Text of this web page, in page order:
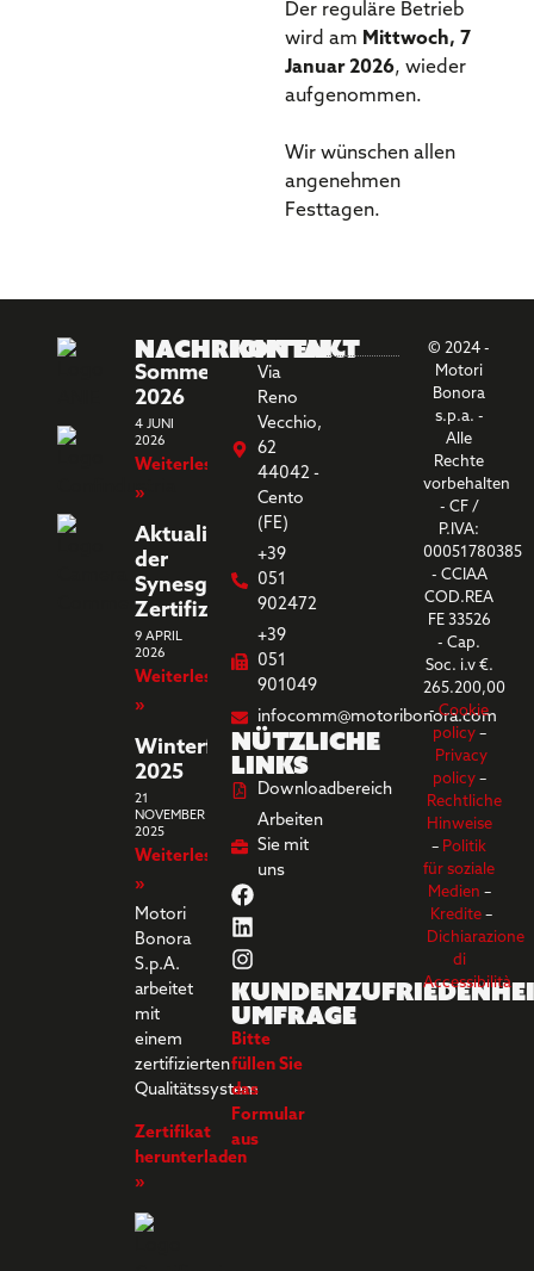
Der reguläre Betrieb
wird am Mittwoch, 7
Januar 2026, wieder
aufgenommen.
Wir wünschen allen
angenehmen
Festtagen.
Nachrichten
Sommerferien
2026
4 JUNI
2026
Weiterlesen
»
Aktualisierung
der
Synesgy-
Zertifizierung
9 APRIL
2026
Weiterlesen
»
Winterferien
2025
21
NOVEMBER
2025
Weiterlesen
»
Motori
Bonora
S.p.A.
arbeitet
mit
einem
zertifizierten
Qualitätssystem
Zertifikat
herunterladen
»
Kontakt
Via
Reno
Vecchio,
62
44042 -
Cento
(FE)
+39
051
902472
+39
051
901049
infocomm@motoribonora.com
Nützliche
Links
Downloadbereich
Arbeiten
Sie mit
uns
umfrage
Bitte
füllen Sie
das
Formular
aus
© 2024 -
Motori
Bonora
s.p.a. -
Alle
Rechte
vorbehalten
- CF /
P.IVA:
00051780385
- CCIAA
COD.REA
FE 33526
- Cap.
Soc. i.v €.
265.200,00
-Cookie
policy–
Privacy
policy–
Rechtliche
Hinweise
– Politik
für soziale
Medien –
Kredite–
Dichiarazione
di
Accessibilità